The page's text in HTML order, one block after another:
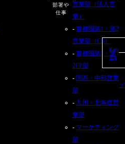
部署や
仕事
営業部（法人営
業）
首都圏第1・第2
営業部（CS）
首都圏第1・第
2EP部
関西・中部営業
部
九州・北海道営
業部
マーケティング
部
Page
Top